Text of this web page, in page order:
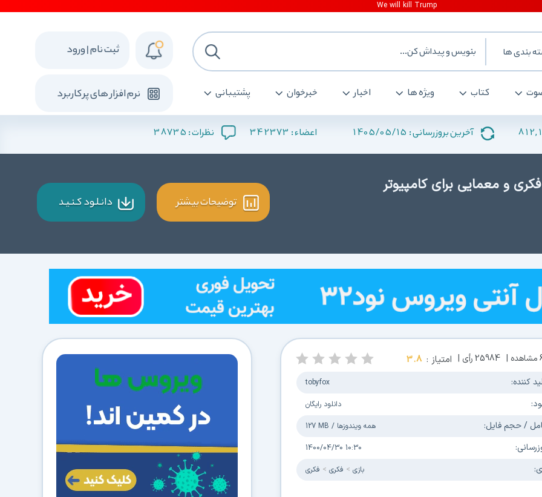
بندی ها
کتاب ویژه ها اخبار خبرخوان پشتیبانی نرم افزار های پرکاربرد
ثبت نام | ورود
آخرین بروزرسانی : 1405/05/15 اعضاء : 342373 نظرات : 38735
توضیحات بیشتر دانـلـود کـنـیـد
مشاهده | 25984رأی | امتیاز : 3.8
کننده: tobyfox
دانلود رایگان
/ حجم فایل: 127 MB / همه ویندوزها
1400/04/30 10:30
بازی فکری فکری